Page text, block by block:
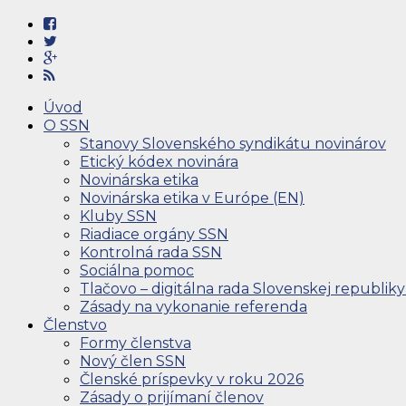
Úvod
O SSN
Stanovy Slovenského syndikátu novinárov
Etický kódex novinára
Novinárska etika
Novinárska etika v Európe (EN)
Kluby SSN
Riadiace orgány SSN
Kontrolná rada SSN
Sociálna pomoc
Tlačovo – digitálna rada Slovenskej republiky
Zásady na vykonanie referenda
Členstvo
Formy členstva
Nový člen SSN
Členské príspevky v roku 2026
Zásady o prijímaní členov